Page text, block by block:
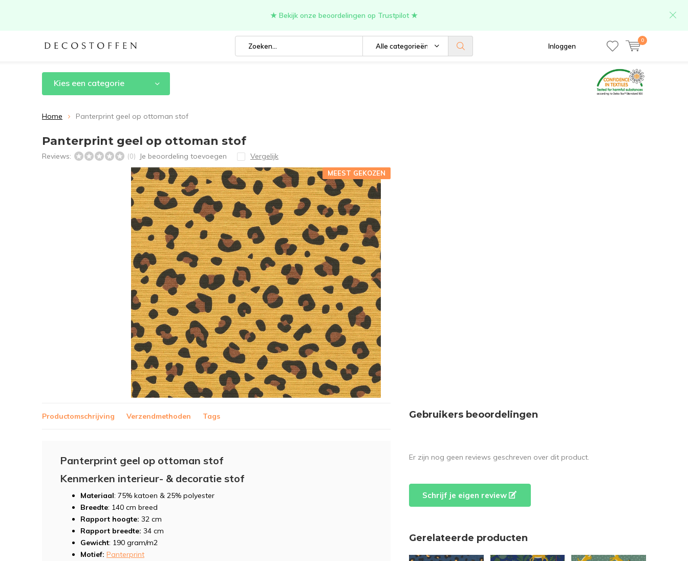
Alle categorieën Inloggen
0
★ Bekijk onze beoordelingen op Trustpilot ★
Kies een categorie
Home Panterprint geel op ottoman stof
Panterprint geel op ottoman stof
Reviews: (0) Je beoordeling toevoegen Vergelijk
MEEST GEKOZEN
Productomschrijving Verzendmethoden Tags
Panterprint geel op ottoman stof
Kenmerken interieur- & decoratie stof
Materiaal: 75% katoen & 25% polyester
Breedte: 140 cm breed
Rapport hoogte: 32 cm
Rapport breedte: 34 cm
Gewicht: 190 gram/m2
Motief: Panterprint
Gebruikers beoordelingen
Er zijn nog geen reviews geschreven over dit product.
Schrijf je eigen review
Gerelateerde producten